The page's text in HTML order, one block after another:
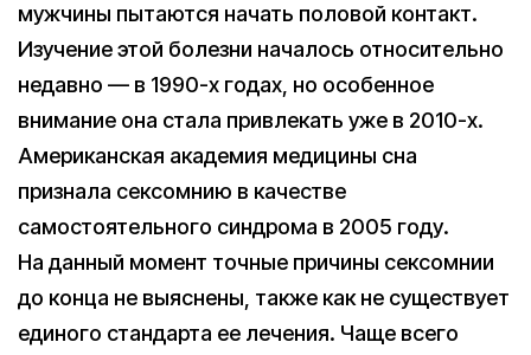
мужчины пытаются начать половой контакт.
Изучение этой болезни началось относительно
недавно — в 1990-х годах, но особенное
внимание она стала привлекать уже в 2010-х.
Американская академия медицины сна
признала сексомнию в качестве
самостоятельного синдрома в 2005 году.
На данный момент точные причины сексомнии
до конца не выяснены, также как не существует
единого стандарта ее лечения. Чаще всего